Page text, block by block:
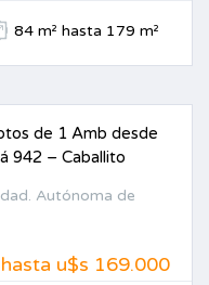
84 m² hasta 179 m²
de 1 Amb desde
942 – Caballito
Autónoma de
u$s 169.000